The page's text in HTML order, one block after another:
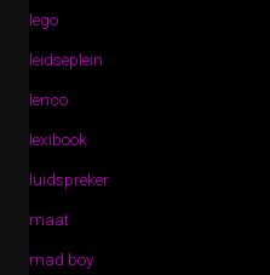
lego
leidseplein
lenco
lexibook
luidspreker
maat
mad boy